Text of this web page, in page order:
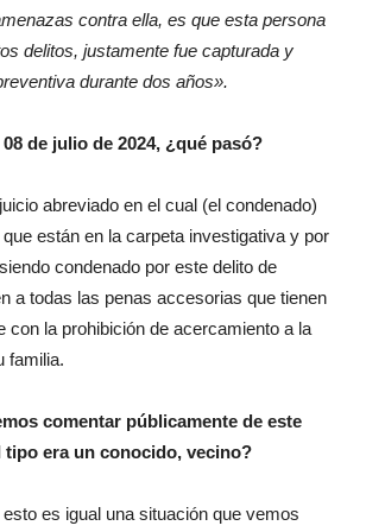
contra ella, es que esta persona
delitos, justamente fue capturada y
durante dos años».
de julio de 2024, ¿qué pasó?
abreviado en el cual (el condenado)
están en la carpeta investigativa y por
condenado por este delito de
a todas las penas accesorias que tienen
con la prohibición de acercamiento a la
familia.
comentar públicamente de este
tipo era un conocido, vecino?
es igual una situación que vemos